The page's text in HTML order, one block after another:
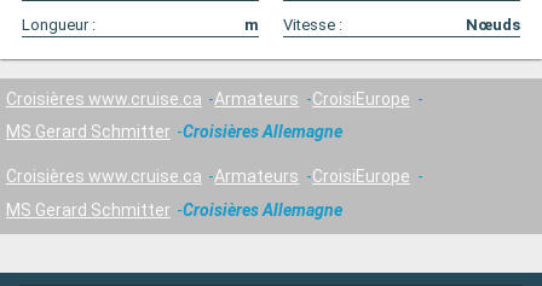
Longueur :
m Vitesse : Nœuds
Croisières www.cruise.ca Armateurs
CroisiEurope
MS Gerard Schmitter
Croisières Allemagne
Croisières www.cruise.ca Armateurs
CroisiEurope
MS Gerard Schmitter
Croisières Allemagne